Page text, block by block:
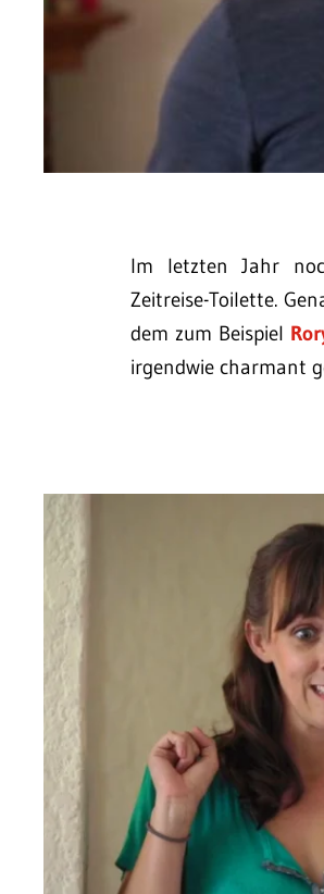
Im letzten Jahr
Zeitreise-Toilette.
dem zum Beispiel
irgendwie charmant